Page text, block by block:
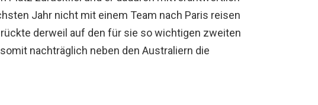
Jahr nicht mit einem Team nach Paris reisen
derweil auf den für sie so wichtigen zweiten
nachträglich neben den Australiern die